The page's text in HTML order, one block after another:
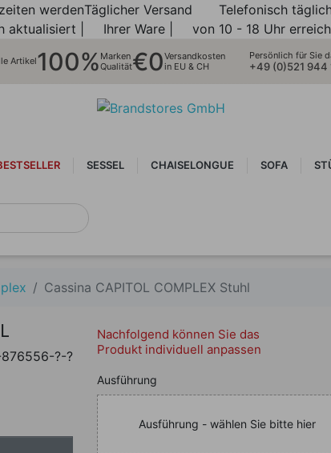
werden
aktualisiert |
Täglicher Versand
Ihrer Ware |
Telefonisch
von 10 - 18 Uhr
Artikel100% Marken
Qualität€0Versandkosten
in EU & CH
Persönlich für Sie
+49 (0)521 944
SESSEL CHAISELONGUE SOFA
Cassina CAPITOL COMPLEX Stuhl
?-?
Nachfolgend können Sie das
Produkt individuell anpassen
Nachfolgend können Sie
Ausführung
Ausführung - wählen Sie bitte hier